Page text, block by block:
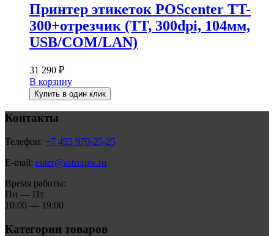
Принтер этикеток POScenter TT-
300+отрезчик (TT, 300dpi, 104мм,
USB/COM/LAN)
31 290 ₽
В корзину
Купить в один клик
Контакты
Телефон: +7 495 970-25-25
E-mail: enter@astrixpw.ru
Время работы:
Пн — Пт
10:00 — 19:00
Категории товаров